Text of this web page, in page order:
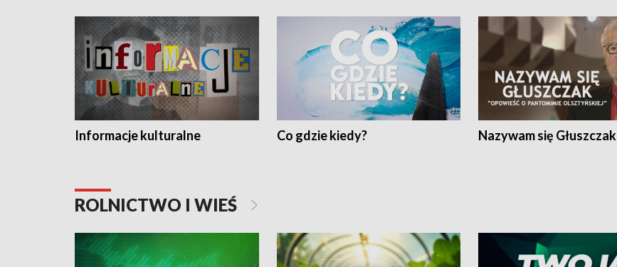
Informacje kulturalne Co gdzie kiedy? Nazywam się Głuszczak
ROLNICTWO I WIEŚ